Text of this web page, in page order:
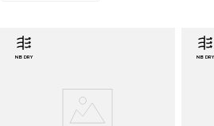
NB DRY NB DRY